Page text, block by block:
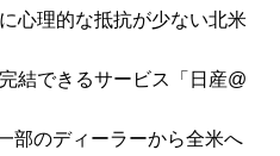
心理的な抵抗が少ない北米
結できるサービス「日産@
部のディーラーから全米へ